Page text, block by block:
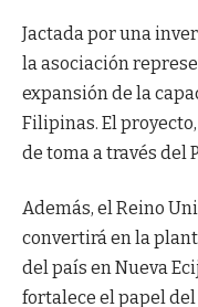
Jactada por una
la asociación
expansión de la
Filipinas. El
de toma a través del
Además, el Reino
convertirá en la
del país en Nueva
fortalece el papel del